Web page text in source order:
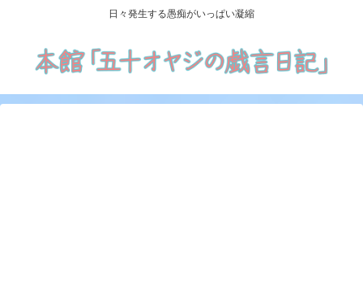
日々発生する愚痴がいっぱい凝縮